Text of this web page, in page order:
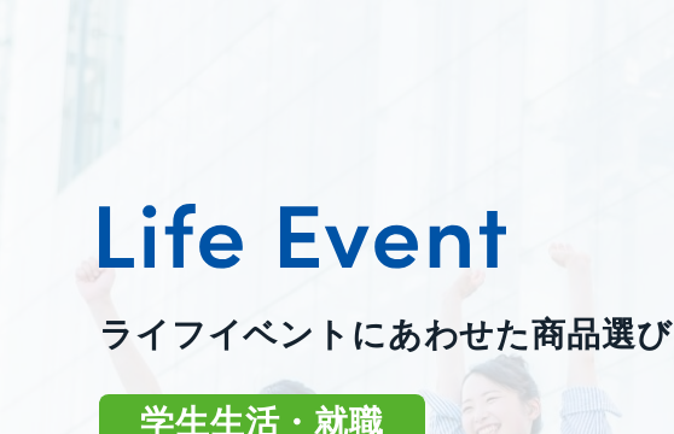
ライフイベントにあわせた商品選び
学生生活・就職